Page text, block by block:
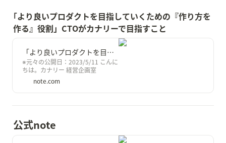
ップです。 日々の暮らしには、不
便・非効率がありながらも、過去
の延長で「当たり前」と受け入れ
てしまっていることが溢れています
「当たり前」をアップデートし、
もっといい未来をつくっていくこと
を目指しています。 カナリーのミ
ッション 今回は、カナリーの開発
本部長 / VPoEを務めている高山綾
太さんへのインタビューを実施し
｢より良いプロダクトを目指していくための『作り方を
作る』役割」CTOがカナリーで目指すこと
「より良いプロダクトを目指していくための『作り方を作る』役割」 CTOがカナリーで目指すこと｜株式会社カナリー
※元々の公開日：2023/5/11 こんに
ちは。カナリー 経営企画室
HR&amp;Culture統括 / 採用責任者
の眞砂です。 カナリーは、【もっ
といい「当たり前」をつくる】を
便・非効率がありながらも、過去
の延長で「当たり前」と受け入れ
てしまっていることが溢れています
note.com
公式note